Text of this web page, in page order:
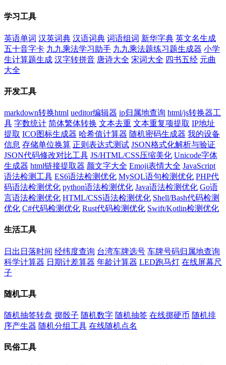
学习工具
英语单词 汉英词典 汉语词典 词语组词 新华字典 英文名生成
五十音字卡 九九乘法学习助手 九九乘法题练习题生成器 小学
生计算题生成 汉字转拼音 唐诗大全 宋词大全 四书五经 元曲
大全
开发工具
markdown转换html ueditor编辑器 ip归属地查询 html/js转换器工
具 字数统计 简体繁体转换 文本去重 文本重复项提取 IP地址
提取 ICO图标生成器 哈希值计算器 随机密码生成器 我的设备
信息 存储单位换算 正则表达式测试 JSON格式化解析与验证
JSON代码修改对比工具 JS/HTML/CSS压缩美化 Unicode字体
生成器 html链接提取器 颜文字大全 Emoji表情大全 JavaScript
语法检测工具 ES6语法检测优化 MySQL语句检测优化 PHP代
码语法检测优化 python语法检测优化 Java语法检测优化 Go语
言语法检测优化 HTML/CSS语法检测优化 Shell/Bash代码检测
优化 C#代码检测优化 Rust代码检测优化 Swift/Kotlin检测优化
生活工具
日出日落时间 经纬度查询 台湾车牌选号 车牌号码归属地查询
科学计算器 日期计差算器 年龄计算器 LED跑马灯 在线屏幕尺
子
随机工具
随机抽签转盘 掷骰子 随机数字 随机抽签 在线掷硬币 随机排
序产生器 随机分组工具 在线随机点名
民俗工具